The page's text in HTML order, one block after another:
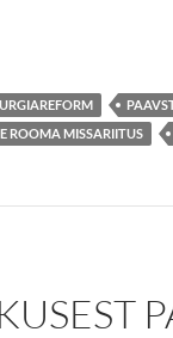
ROOMA MISSARIITUS